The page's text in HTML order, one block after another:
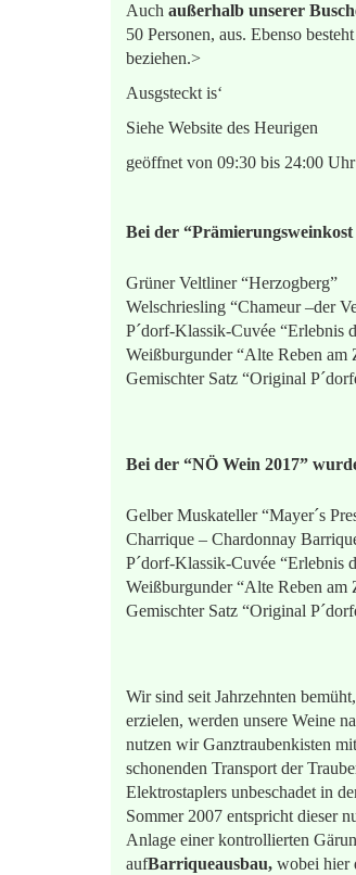
Auch außerhalb unserer
50 Personen, aus. Ebenso
beziehen.>
Ausgsteckt is‘
Siehe Website des Heurigen
geöffnet von 09:30 bis 24:00 Uhr
Bei der
Grüner Veltliner “Herzogberg”
Welschriesling “Chameur –der
P´dorf-Klassik-Cuvée “Erlebnis
Weißburgunder “Alte Reben am
Gemischter Satz “Original
Bei der “NÖ Wein 2017”
Gelber Muskateller “Mayer´s
Charrique – Chardonnay
P´dorf-Klassik-Cuvée “Erlebnis
Weißburgunder “Alte Reben am
Gemischter Satz “Original
Wir sind seit Jahrzehnten bemüht,
erzielen, werden unsere Weine
nutzen wir Ganztraubenkisten
schonenden Transport der
Elektrostaplers unbeschadet in
Sommer 2007 entspricht dieser
Anlage einer kontrollierten
aufBarriqueausbau, wobei hier